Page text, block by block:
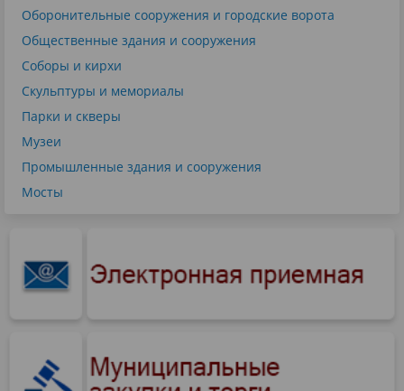
Оборонительные сооружения и городские ворота
Общественные здания и сооружения
Соборы и кирхи
Скульптуры и мемориалы
Парки и скверы
Музеи
Промышленные здания и сооружения
Мосты